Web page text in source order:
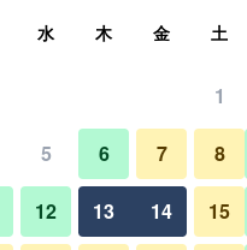
の最安値
合計
水 木 金 土
1
5 6 7 8
12 13 14 15